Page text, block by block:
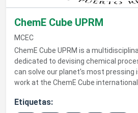
ChemE Cube UPRM
MCEC
ChemE Cube UPRM is a
dedicated to devising chemical
can solve our planet's most pressing
work at the ChemE Cube
Etiquetas: